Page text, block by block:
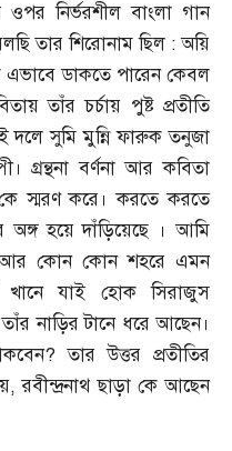
ওপর নির্ভরশীল বাংলা গান
তার শিরোনাম ছিল :অয়ি
ডাকতে পারেন কেবল
তাঁর চর্চায় পুষ্ট প্রতীতি
দলে সুমি মুন্নি ফারুক তনুজা
গ্রন্থনা বর্ণনা আর কবিতা
কে স্মরণ করে। করতে করতে
হয়ে দাঁড়িয়েছে । আমি
আর কোন কোন শহরে এমন
খানে যাই হোক সিরাজুস
তাঁর নাড়ির টানে ধরে আছেন।
?তার উত্তর প্রতীতির
,রবীন্দ্রনাথ ছাড়া কে আছেন